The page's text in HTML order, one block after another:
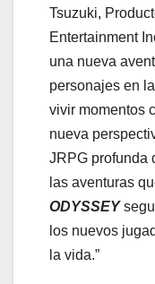
Tsuzuki,
Entertainment
una nueva
personajes en
vivir momentos
nueva
JRPG profunda
las aventuras
ODYSSEY
los nuevos
la vida.”